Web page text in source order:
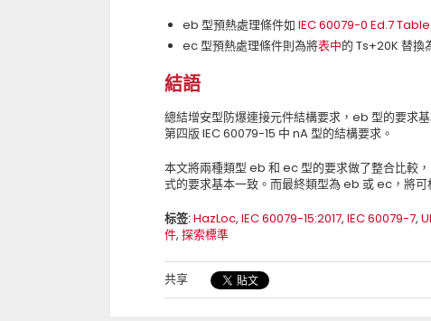
eb 型預熱處理條件如 IEC 60079-0 Ed.7 Table
ec 型預熱處理條件則為將表中的 Ts+20K 替換
結語
總結增安型防爆連接元件結構要求，eb 型的要求
第四版 IEC 60079-15 中 nA 型的結構要求。
本文將兩種類型 eb 和 ec 型的要求做了整合比較
式的要求基本一致。而最終類型為 eb 或 ec，將
标签:HazLoc, IEC 60079-15:2017, IEC 60079-7,
件, 探索標準
共享